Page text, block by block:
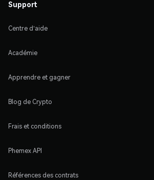
Support
Centre d'aide
Académie
Apprendre et gagner
Blog de Crypto
Frais et conditions
Phemex API
Références des contrats